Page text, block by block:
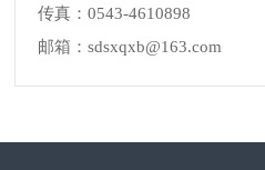
传真：0543-4610898
邮箱：sdsxqxb@163.com